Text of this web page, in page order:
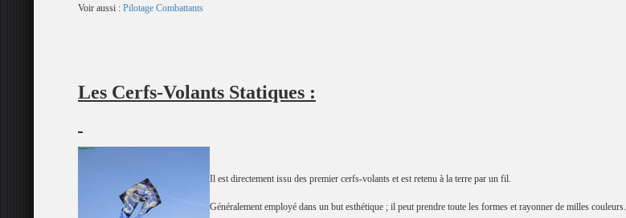
Voir aussi : Pilotage Combattants
Les Cerfs-Volants Statiques :
Il est directement issu des premier cerfs-volants et est retenu à la terre par un fil.
Généralement employé dans un but esthétique ; il peut prendre toute les formes et rayonner de milles couleurs.